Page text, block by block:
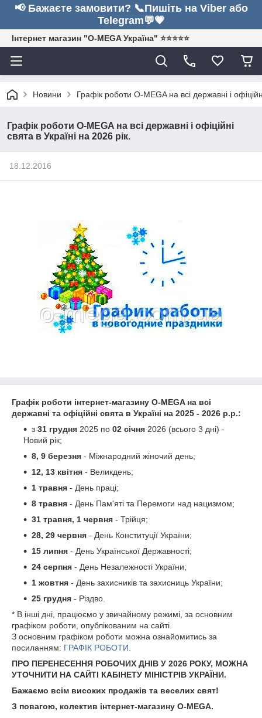
📢 Бажаєте замовити? 📞Пишіть на Viber або
Telegram💬💗
Інтернет магазин "O-MEGA Україна" ⭐⭐⭐⭐⭐
Новини Графік роботи O-MEGA на всі державні і
Графік роботи O-MEGA на всі державні і офіційні
свята в Україні на 2026 рік.
18.12.2016
Графік роботи інтернет-магазину O-MEGA на всі
державні та офіційні свята в Україні на 2025 - 2026 р.р.:
з 31 грудня 2025 по 02 січня 2026 (всього 3 дні) -
Новий рік;
8, 9 березня - Міжнародний жіночий день;
12, 13 квітня - Великдень;
1 травня - День праці;
8 травня - День Пам'яті та Перемоги над нацизмом;
31 травня, 1 червня - Трійця;
28, 29 червня - День Конституції України;
15 липня - День Української Державності;
24 серпня - День Незалежності України;
1 жовтня - День захисників та захисниць України;
25 грудня - Різдво.
* В інші дні, працюємо у звичайному режимі, за основним
графіком роботи, опублікованим на сайті.
З основним графіком роботи можна ознайомитись за
посиланням: ГРАФІК РОБОТИ
ПРО ПЕРЕНЕСЕННЯ РОБОЧИХ ДНІВ У 2026 РОКУ, МОЖНА
УТОЧНИТИ НА САЙТІ КАБІНЕТУ МІНІСТРІВ УКРАЇНИ.
Бажаємо всім високих продажів та веселих свят!
З повагою, колектив інтернет-магазину O-MEGA.